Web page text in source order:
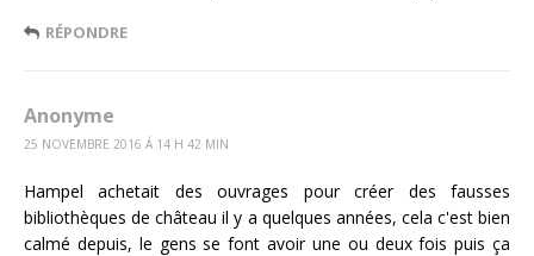
RÉPONDRE
Anonyme
25 NOVEMBRE 2016 Á 14 H 42 MIN
Hampel achetait des ouvrages pour créer des fausses
bibliothèques de château il y a quelques années, cela c'est bien
calmé depuis, le gens se font avoir une ou deux fois puis ça